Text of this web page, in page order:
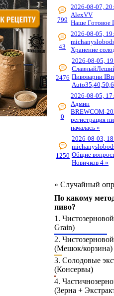
799
2026-08-07,
AlexVV
Наше Готовое
43
2026-08-05,
Хранение
2476
2026-08-05,
Пивоварни
0
2026-08-05,
Админ
BREWCOM-
регистрация
началась »
1250
2026-08-03,
Общие
Новичков 4 »
» Случайный
По какому
пиво?
1.
Grain)
2.
(Мешок/корзина)
3. Солодовые
(Консервы)
4.
(Зерна +